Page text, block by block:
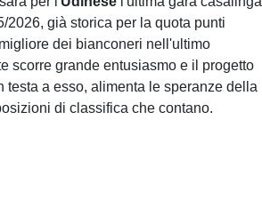
2026, già storica per la quota punti
dei bianconeri nell'ultimo
scorre grande entusiasmo e il progetto
testa a esso, alimenta le speranze della
di classifica che contano.